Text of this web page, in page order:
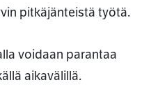
pitkäjänteistä työtä.
voidaan parantaa
aikavälillä.